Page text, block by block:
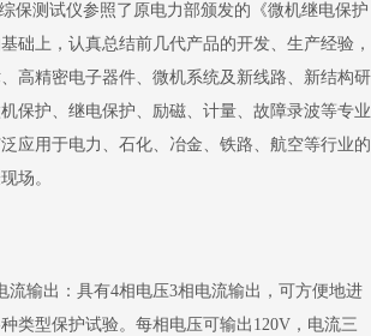
保测试仪参照了原电力部颁发的《微机继电保护
础上，认真总结前几代产品的开发、生产经验，
高精密电子器件、微机系统及新线路、新结构研
保护、继电保护、励磁、计量、故障录波等专业
应用于电力、石化、冶金、铁路、航空等行业的
场。
流输出：具有4相电压3相电流输出，可方便地进
类型保护试验。每相电压可输出 120V ，电流三